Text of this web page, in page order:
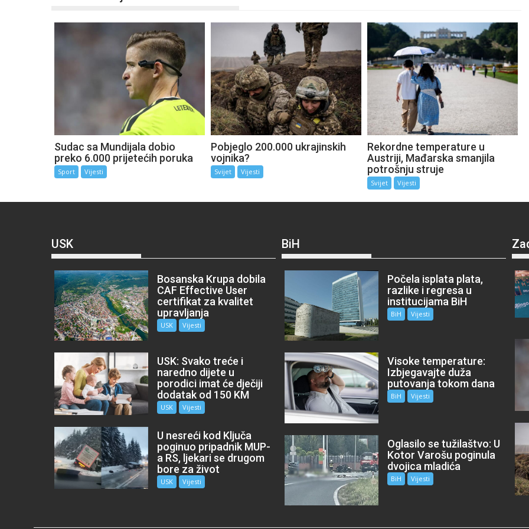
Sudac sa Mundijala dobio
preko 6.000 prijetećih poruka
Sport Vijesti
Pobjeglo 200.000 ukrajinskih
vojnika?
Svijet Vijesti
Rekordne temperature u
Austriji, Mađarska smanjila
potrošnju struje
Svijet Vijesti
USK
Bosanska Krupa dobila
CAF Effective User
certifikat za kvalitet
upravljanja
USK Vijesti
USK: Svako treće i
naredno dijete u
porodici imat će dječiji
dodatak od 150 KM
USK Vijesti
U nesreći kod Ključa
poginuo pripadnik MUP-
a RS, ljekari se drugom
bore za život
USK Vijesti
BiH
Počela isplata plata,
razlike i regresa u
institucijama BiH
BiH Vijesti
Visoke temperature:
Izbjegavajte duža
putovanja tokom dana
BiH Vijesti
Oglasilo se tužilaštvo: U
Kotor Varošu poginula
dvojica mladića
BiH Vijesti